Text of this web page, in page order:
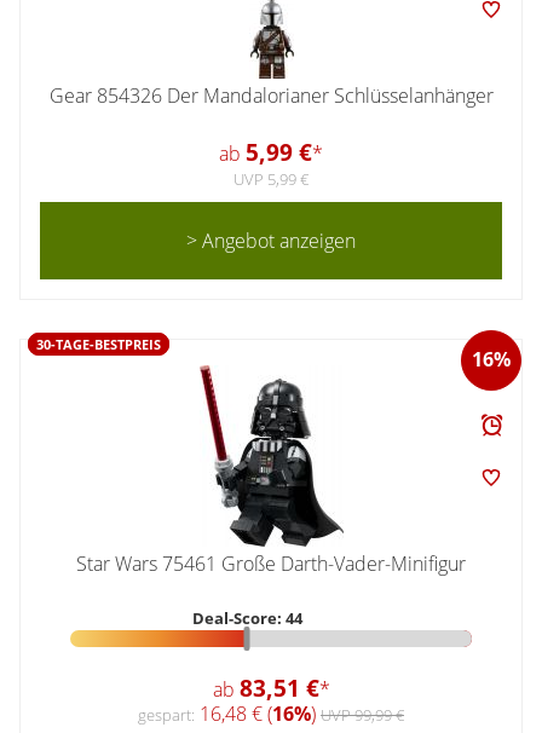
Gear 854326 Der Mandalorianer Schlüsselanhänger
ab 5,99 €*
UVP 5,99 €
> Angebot anzeigen
16%
30-TAGE-BESTPREIS
Star Wars 75461 Große Darth-Vader-Minifigur
Deal-Score: 44
ab 83,51 €*
gespart: 16,48 € (16%) UVP 99,99 €